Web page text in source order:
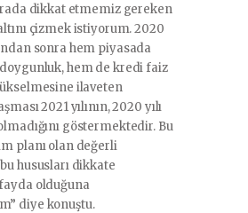
dikkat etmemiz gereken
çizmek istiyorum. 2020
sonra hem piyasada
hem de kredi faiz
ilaveten
2021 yılının, 2020 yılı
göstermektedir. Bu
planı olan değerli
hususları dikkate
olduğuna
diye konuştu.